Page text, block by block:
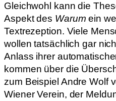
Gleichwohl kann die
Aspekt des Warum ein
Textrezeption. Viele
wollen tatsächlich gar
Anlass ihrer
kommen über die
zum Beispiel Andre Wolf
Wiener Verein, der